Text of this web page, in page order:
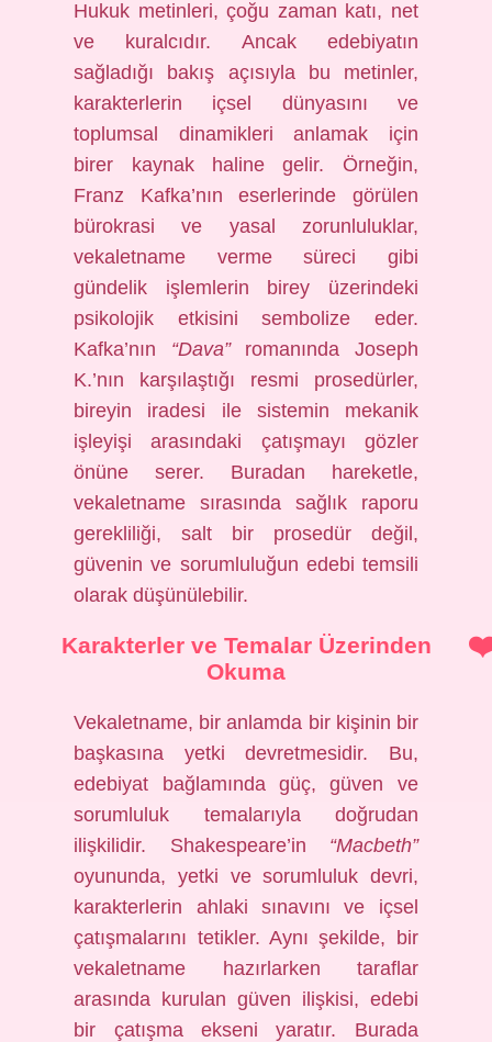
Hukuk metinleri, çoğu zaman katı, net
ve kuralcıdır. Ancak edebiyatın
sağladığı bakış açısıyla bu metinler,
karakterlerin içsel dünyasını ve
toplumsal dinamikleri anlamak için
birer kaynak haline gelir. Örneğin,
Franz Kafka’nın eserlerinde görülen
bürokrasi ve yasal zorunluluklar,
vekaletname verme süreci gibi
gündelik işlemlerin birey üzerindeki
psikolojik etkisini sembolize eder.
Kafka’nın “Dava”romanında Joseph
K.’nın karşılaştığı resmi prosedürler,
bireyin iradesi ile sistemin mekanik
işleyişi arasındaki çatışmayı gözler
önüne serer. Buradan hareketle,
vekaletname sırasında sağlık raporu
gerekliliği, salt bir prosedür değil,
güvenin ve sorumluluğun edebi temsili
olarak düşünülebilir.
Karakterler ve Temalar Üzerinden
Okuma
Vekaletname, bir anlamda bir kişinin bir
başkasına yetki devretmesidir. Bu,
edebiyat bağlamında güç, güven ve
sorumluluk temalarıyla doğrudan
ilişkilidir. Shakespeare’in “Macbeth”
oyununda, yetki ve sorumluluk devri,
karakterlerin ahlaki sınavını ve içsel
çatışmalarını tetikler. Aynı şekilde, bir
vekaletname hazırlarken taraflar
arasında kurulan güven ilişkisi, edebi
bir çatışma ekseni yaratır. Burada